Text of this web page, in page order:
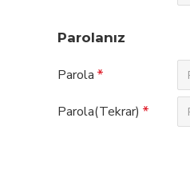
Parolanız
Parola
Parola(Tekrar)